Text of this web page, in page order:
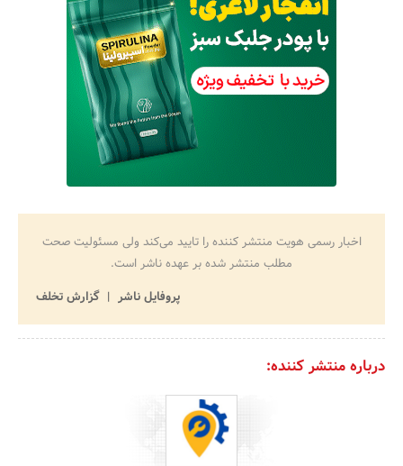
اخبار رسمی هویت منتشر کننده را تایید می‌کند ولی مسئولیت صحت
مطلب منتشر شده بر عهده ناشر است.
پروفایل ناشر
گزارش تخلف
درباره منتشر کننده: